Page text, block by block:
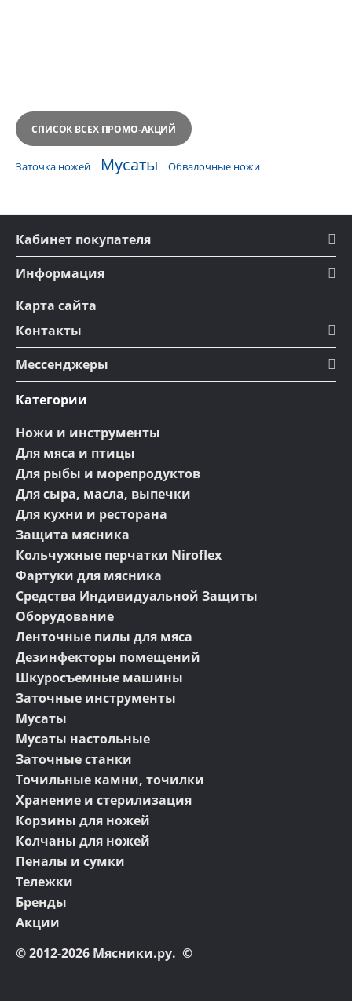
СПИСОК ВСЕХ ПРОМО-АКЦИЙ
Заточка ножей Мусаты Обвалочные ножи
Кабинет покупателя
Информация
Карта сайта
Контакты
Мессенджеры
Категории
Ножи и инструменты
Для мяса и птицы
Для рыбы и морепродуктов
Для сыра, масла, выпечки
Для кухни и ресторана
Защита мясника
Кольчужные перчатки Niroflex
Фартуки для мясника
Средства Индивидуальной Защиты
Оборудование
Ленточные пилы для мяса
Дезинфекторы помещений
Шкуросъемные машины
Заточные инструменты
Мусаты
Мусаты настольные
Заточные станки
Точильные камни, точилки
Хранение и стерилизация
Корзины для ножей
Колчаны для ножей
Пеналы и сумки
Тележки
Бренды
Акции
© 2012-2026 Мясники.ру. ©